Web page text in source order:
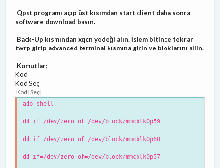
Qpst programı açıp üst kısımdan start client daha sonra
software download basın.
Back-Up kısmından xqcn yedeği alın. İslem bitince tekrar
twrp girip advanced terminal kısmına girin ve bloklarını silin.
Komutlar;
Kod
Kod Seç
Kod Seç
adb shell
dd if=/dev/zero of=/dev/block/mmcblk0p59
dd if=/dev/zero of=/dev/block/mmcblk0p60
dd if=/dev/zero of=/dev/block/mmcblk0p57